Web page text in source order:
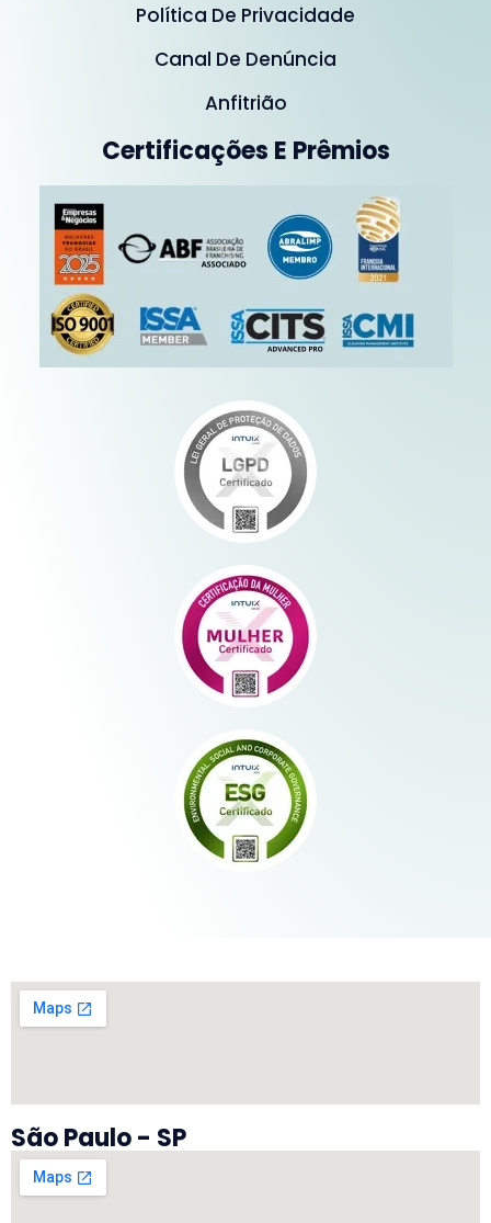
Política De Privacidade
Canal De Denúncia
Anfitrião
Certificações E Prêmios
São Paulo - SP